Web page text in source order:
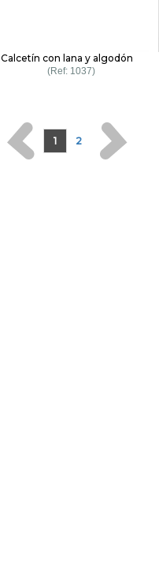
Calcetín con lana y algodón
1037
1 2